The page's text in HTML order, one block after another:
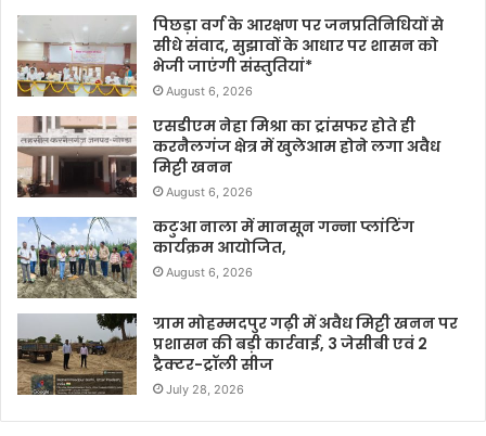
पिछड़ा वर्ग के आरक्षण पर जनप्रतिनिधियों से
सीधे संवाद, सुझावों के आधार पर शासन को
भेजी जाएंगी संस्तुतियां*
August 6, 2026
एसडीएम नेहा मिश्रा का ट्रांसफर होते ही
करनैलगंज क्षेत्र में खुलेआम होने लगा अवैध
मिट्टी खनन
August 6, 2026
कटुआ नाला में मानसून गन्ना प्लांटिंग
कार्यक्रम आयोजित,
August 6, 2026
ग्राम मोहम्मदपुर गढ़ी में अवैध मिट्टी खनन पर
प्रशासन की बड़ी कार्रवाई, 3 जेसीबी एवं 2
ट्रैक्टर-ट्रॉली सीज
July 28, 2026